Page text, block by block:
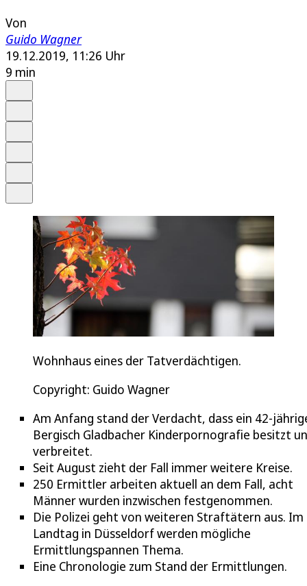
Von
Guido Wagner
19.12.2019, 11:26 Uhr
9 min
Wohnhaus eines der Tatverdächtigen.
Copyright: Guido Wagner
Am Anfang stand der Verdacht, dass ein 42-
Bergisch Gladbacher Kinderpornografie besitzt
verbreitet.
Seit August zieht der Fall immer weitere Kreise.
250 Ermittler arbeiten aktuell an dem Fall, acht
Männer wurden inzwischen festgenommen.
Die Polizei geht von weiteren Straftätern aus. Im
Landtag in Düsseldorf werden mögliche
Ermittlungspannen Thema.
Eine Chronologie zum Stand der Ermittlungen.